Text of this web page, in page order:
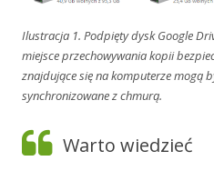
Ilustracja 1. Podpięty dysk Google
miejsce przechowywania kopii
znajdujące się na komputerze mogą
synchronizowane z chmurą.
Warto wiedzieć